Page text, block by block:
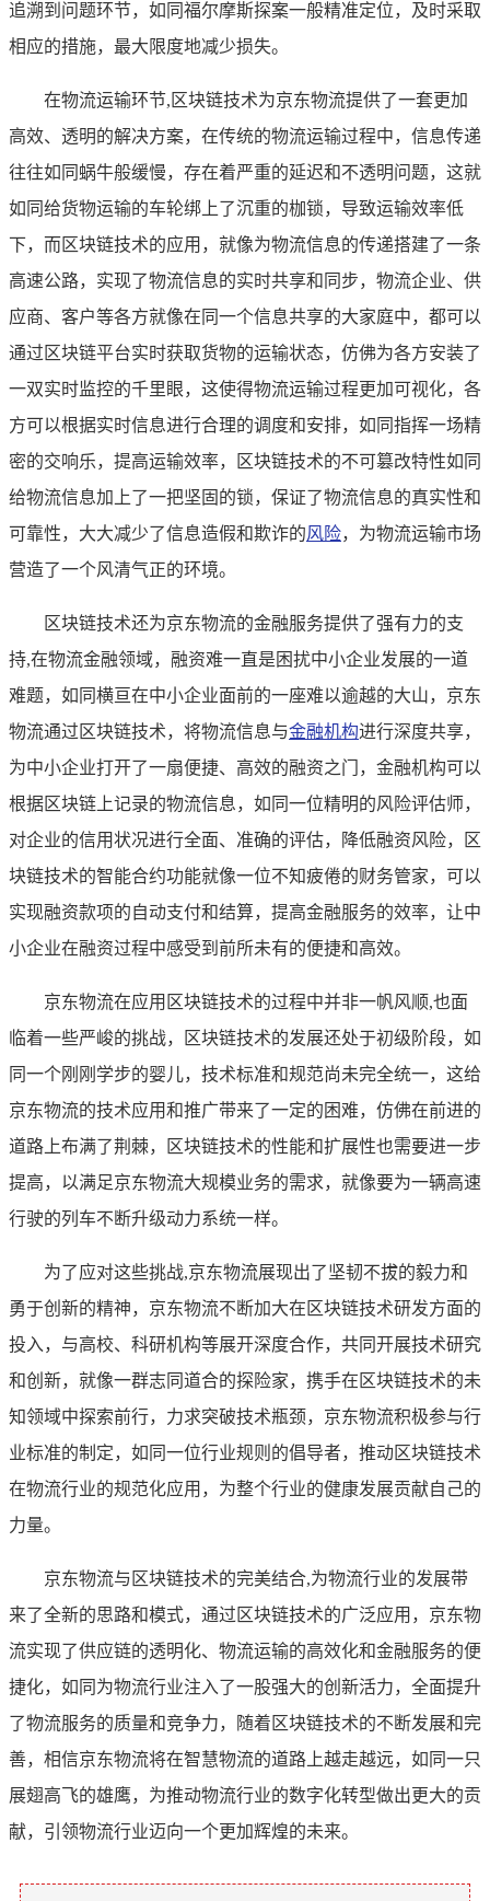
追溯到问题环节，如同福尔摩斯探案一般精准定位，及时采取
相应的措施，最大限度地减少损失。
在物流运输环节,区块链技术为京东物流提供了一套更加
高效、透明的解决方案，在传统的物流运输过程中，信息传递
往往如同蜗牛般缓慢，存在着严重的延迟和不透明问题，这就
如同给货物运输的车轮绑上了沉重的枷锁，导致运输效率低
下，而区块链技术的应用，就像为物流信息的传递搭建了一条
高速公路，实现了物流信息的实时共享和同步，物流企业、供
应商、客户等各方就像在同一个信息共享的大家庭中，都可以
通过区块链平台实时获取货物的运输状态，仿佛为各方安装了
一双实时监控的千里眼，这使得物流运输过程更加可视化，各
方可以根据实时信息进行合理的调度和安排，如同指挥一场精
密的交响乐，提高运输效率，区块链技术的不可篡改特性如同
给物流信息加上了一把坚固的锁，保证了物流信息的真实性和
可靠性，大大减少了信息造假和欺诈的风险，为物流运输市场
营造了一个风清气正的环境。
区块链技术还为京东物流的金融服务提供了强有力的支
持,在物流金融领域，融资难一直是困扰中小企业发展的一道
难题，如同横亘在中小企业面前的一座难以逾越的大山，京东
物流通过区块链技术，将物流信息与金融机构进行深度共享，
为中小企业打开了一扇便捷、高效的融资之门，金融机构可以
根据区块链上记录的物流信息，如同一位精明的风险评估师，
对企业的信用状况进行全面、准确的评估，降低融资风险，区
块链技术的智能合约功能就像一位不知疲倦的财务管家，可以
实现融资款项的自动支付和结算，提高金融服务的效率，让中
小企业在融资过程中感受到前所未有的便捷和高效。
京东物流在应用区块链技术的过程中并非一帆风顺,也面
临着一些严峻的挑战，区块链技术的发展还处于初级阶段，如
同一个刚刚学步的婴儿，技术标准和规范尚未完全统一，这给
京东物流的技术应用和推广带来了一定的困难，仿佛在前进的
道路上布满了荆棘，区块链技术的性能和扩展性也需要进一步
提高，以满足京东物流大规模业务的需求，就像要为一辆高速
行驶的列车不断升级动力系统一样。
为了应对这些挑战,京东物流展现出了坚韧不拔的毅力和
勇于创新的精神，京东物流不断加大在区块链技术研发方面的
投入，与高校、科研机构等展开深度合作，共同开展技术研究
和创新，就像一群志同道合的探险家，携手在区块链技术的未
知领域中探索前行，力求突破技术瓶颈，京东物流积极参与行
业标准的制定，如同一位行业规则的倡导者，推动区块链技术
在物流行业的规范化应用，为整个行业的健康发展贡献自己的
力量。
京东物流与区块链技术的完美结合,为物流行业的发展带
来了全新的思路和模式，通过区块链技术的广泛应用，京东物
流实现了供应链的透明化、物流运输的高效化和金融服务的便
捷化，如同为物流行业注入了一股强大的创新活力，全面提升
了物流服务的质量和竞争力，随着区块链技术的不断发展和完
善，相信京东物流将在智慧物流的道路上越走越远，如同一只
展翅高飞的雄鹰，为推动物流行业的数字化转型做出更大的贡
献，引领物流行业迈向一个更加辉煌的未来。